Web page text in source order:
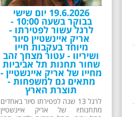
19.6.2026 יום שישי
בבוקר בשעה 10:00 -
לרגל עשור לפטירתו -
אריק איינשטיין סיור
מיוחד בעקבות חייו
ושיריוו - עטור מצחך זהב
שחור תחנות תל אביביות
מחייו של אריק איינשטיין -
מתאים גם למשפחות -
תוצרת הארץ
לרגל 13 שנה לפטירתו סיור באחדים
מתחנותיו של אריק איינשטיין